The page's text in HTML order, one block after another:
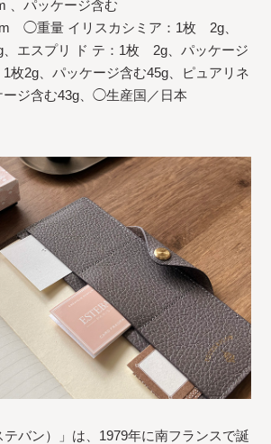
、パッケージ含む
◯重量 イリスカシミア：1枚 2g、
、エスプリ ド テ：1枚 2g、パッケージ
枚2g、パッケージ含む45g、ピュアリネ
ージ含む43g、◯生産国／日本
テバン）」は、1979年に南フランスで誕